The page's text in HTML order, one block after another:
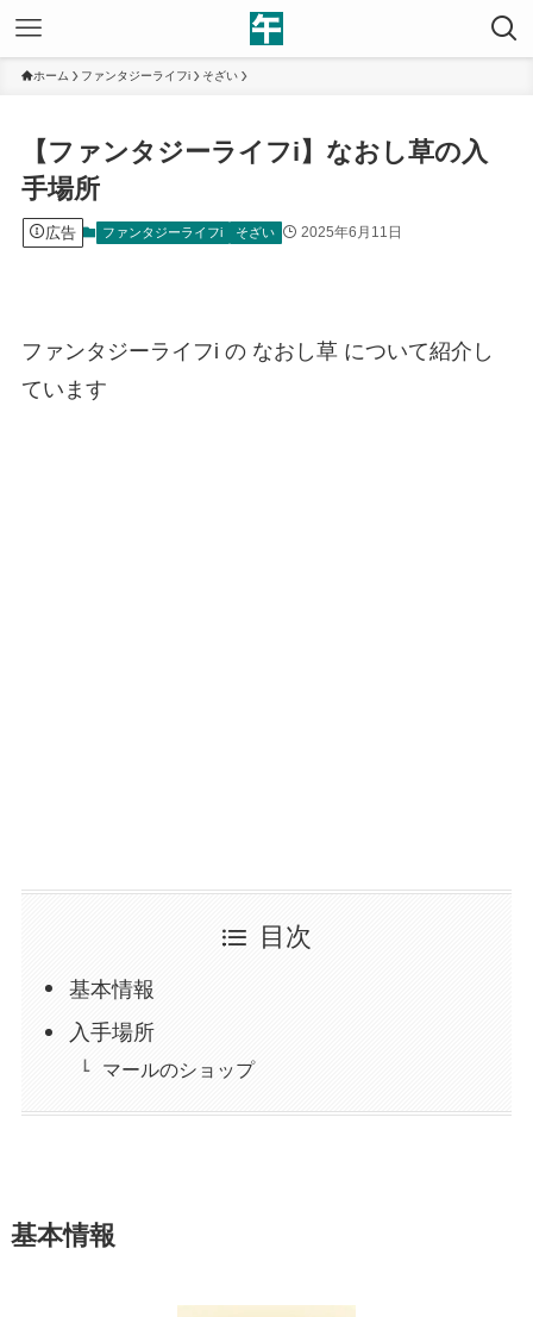
ホーム ファンタジーライフi そざい
【ファンタジーライフi】なおし草の入
手場所
広告 ファンタジーライフi そざい 2025年6月11日
ファンタジーライフi の なおし草 について紹介し
ています
目次
基本情報
入手場所
マールのショップ
基本情報